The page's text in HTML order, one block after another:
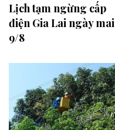
Lịch tạm ngừng cấp
điện Gia Lai ngày mai
9/8